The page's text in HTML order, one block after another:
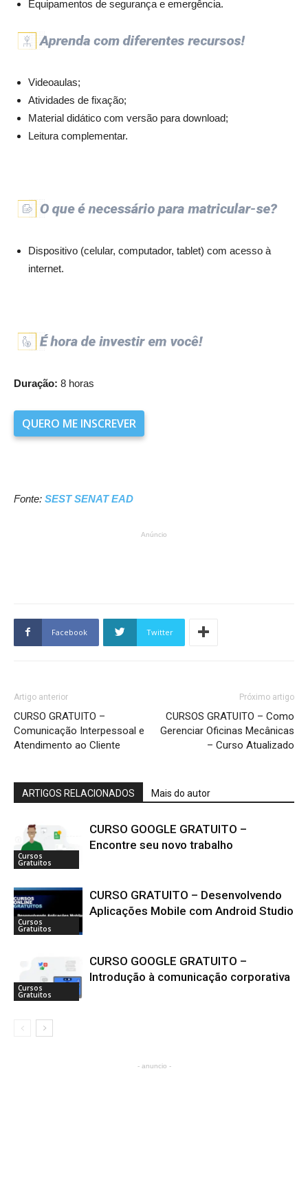
Equipamentos de segurança e emergência.
Videoaulas;
Atividades de fixação;
Material didático com versão para download;
Leitura complementar.
Dispositivo (celular, computador, tablet) com acesso à
internet.
Duração: 8 horas
QUERO ME INSCREVER
Fonte: SEST SENAT EAD
Anúncio
Facebook Twitter
Artigo anterior
CURSO GRATUITO –
Comunicação Interpessoal e
Atendimento ao Cliente
Próximo artigo
CURSOS GRATUITO – Como
Gerenciar Oficinas Mecânicas
– Curso Atualizado
ARTIGOS RELACIONADOS Mais do autor
Cursos
Gratuitos
CURSO GOOGLE GRATUITO –
Encontre seu novo trabalho
Cursos
Gratuitos
CURSO GRATUITO – Desenvolvendo
Aplicações Mobile com Android Studio
Cursos
Gratuitos
CURSO GOOGLE GRATUITO –
Introdução à comunicação corporativa
- anuncio -